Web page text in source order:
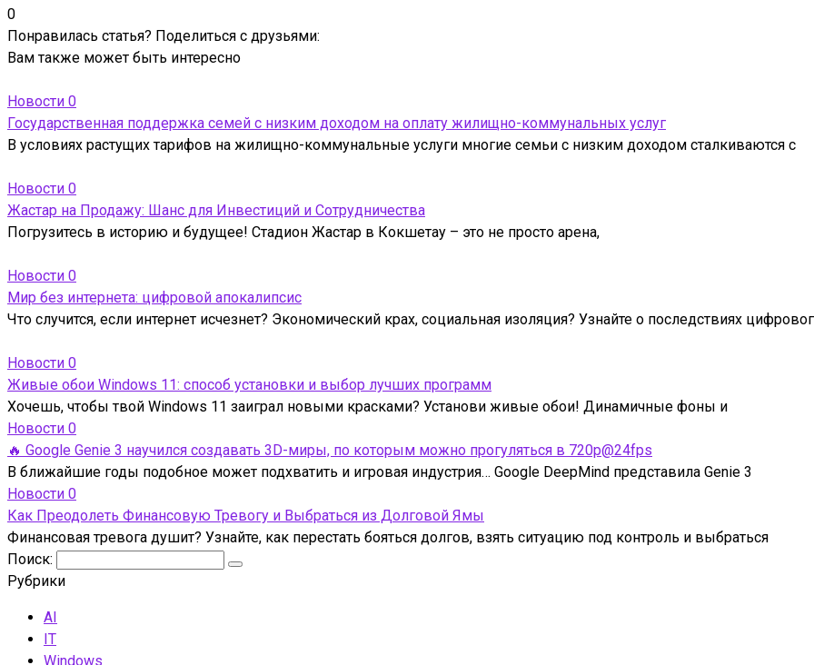
0
Понравилась статья? Поделиться с друзьями:
Вам также может быть интересно
Новости 0
Государственная поддержка семей с низким доходом на оплату жилищно-коммунальных услуг
В условиях растущих тарифов на жилищно-коммунальные услуги многие семьи с низким доходом сталкиваются с
Новости 0
Жастар на Продажу: Шанс для Инвестиций и Сотрудничества
Погрузитесь в историю и будущее! Стадион Жастар в Кокшетау – это не просто арена,
Новости 0
Мир без интернета: цифровой апокалипсис
Что случится, если интернет исчезнет? Экономический крах, социальная изоляция? Узнайте о последствиях
Новости 0
Живые обои Windows 11: способ установки и выбор лучших программ
Хочешь, чтобы твой Windows 11 заиграл новыми красками? Установи живые обои! Динамичные фоны и
Новости 0
🔥 Google Genie 3 научился создавать 3D-миры, по которым можно прогуляться в 720p@24fps
В ближайшие годы подобное может подхватить и игровая индустрия… Google DeepMind представила Genie 3
Новости 0
Как Преодолеть Финансовую Тревогу и Выбраться из Долговой Ямы
Финансовая тревога душит? Узнайте, как перестать бояться долгов, взять ситуацию под контроль и выбраться
Поиск:
Рубрики
AI
IT
Windows